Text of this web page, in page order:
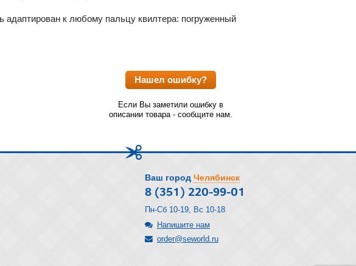
адаптирован к любому пальцу квилтера: погруженный
Нашел ошибку?
Если Вы заметили ошибку в
описании товара - сообщите нам.
Ваш город Челябинск
8 (351) 220-99-01
Пн-Сб 10-19, Вс 10-18
Напишите нам
order@seworld.ru